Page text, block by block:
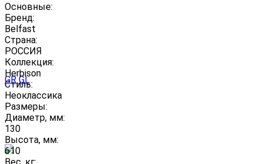
Основные:
Бренд:
Belfast
Страна:
РОССИЯ
Коллекция:
Herbison
Стиль:
Неоклассика
Размеры:
Диаметр, мм:
130
Высота, мм:
610